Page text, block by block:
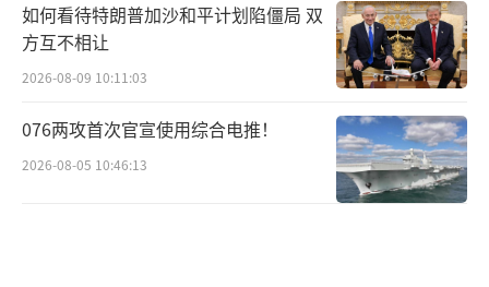
如何看待特朗普加沙和平计划陷僵局 双
方互不相让
2026-08-09 10:11:03
076两攻首次官宣使用综合电推！
2026-08-05 10:46:13